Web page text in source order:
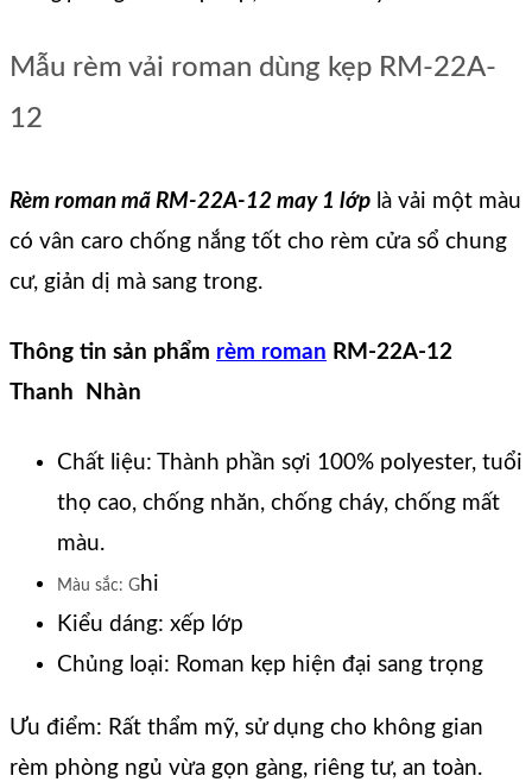
Mẫu rèm vải roman dùng kẹp RM-22A-
12
Rèm roman mã RM-22A-12 may 1 lớp là vải một màu
có vân caro chống nắng tốt cho rèm cửa sổ chung
cư, giản dị mà sang trong.
Thông tin sản phẩm rèm roman RM-22A-12
Thanh Nhàn
Chất liệu: Thành phần sợi 100% polyester, tuổi
thọ cao, chống nhăn, chống cháy, chống mất
màu.
Màu sắc: G hi
Kiểu dáng: xếp lớp
Chủng loại: Roman kẹp hiện đại sang trọng
Ưu điểm: Rất thẩm mỹ, sử dụng cho không gian
rèm phòng ngủ vừa gọn gàng, riêng tư, an toàn.